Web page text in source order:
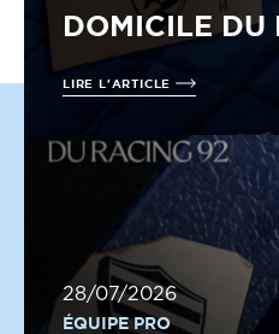
DOMICILE DU
LIRE L'ARTICLE
28/07/2026
ÉQUIPE PRO